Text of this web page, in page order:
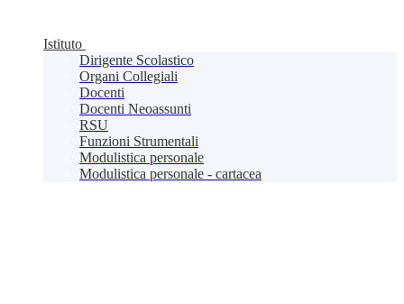
Istituto
Dirigente Scolastico
Organi Collegiali
Docenti
Docenti Neoassunti
RSU
Funzioni Strumentali
Modulistica personale
Modulistica personale - cartacea